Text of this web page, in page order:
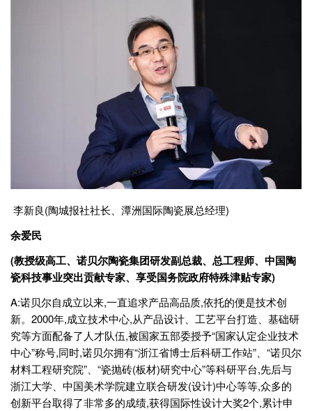
李新良(陶城报社社长、潭洲国际陶瓷展总经理)
余爱民
(教授级高工、诺贝尔陶瓷集团研发副总裁、总工程师、中国陶
瓷科技事业突出贡献专家、享受国务院政府特殊津贴专家)
A:诺贝尔自成立以来,一直追求产品高品质,依托的便是技术创
新。2000年,成立技术中心,从产品设计、工艺平台打造、基础研
究等方面配备了人才队伍,被国家五部委授予“国家认定企业技术
中心”称号,同时,诺贝尔拥有“浙江省博士后科研工作站”、“诺贝尔
材料工程研究院”、“瓷抛砖(板材)研究中心”等科研平台,先后与
浙江大学、中国美术学院建立联合研发(设计)中心等等,众多的
创新平台取得了非常多的成绩,获得国际性设计大奖2个,累计申